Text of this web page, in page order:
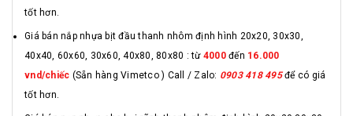
tốt hơn.
Giá bán nắp nhựa bịt đầu thanh nhôm định hình 20x20, 30x30,
40x40, 60x60, 30x60, 40x80, 80x80 : từ 4000đến 16.000
vnd/chiếc (Sẵn hàng Vimetco ) Call / Zalo: 0903 418 495để có giá
tốt hơn.